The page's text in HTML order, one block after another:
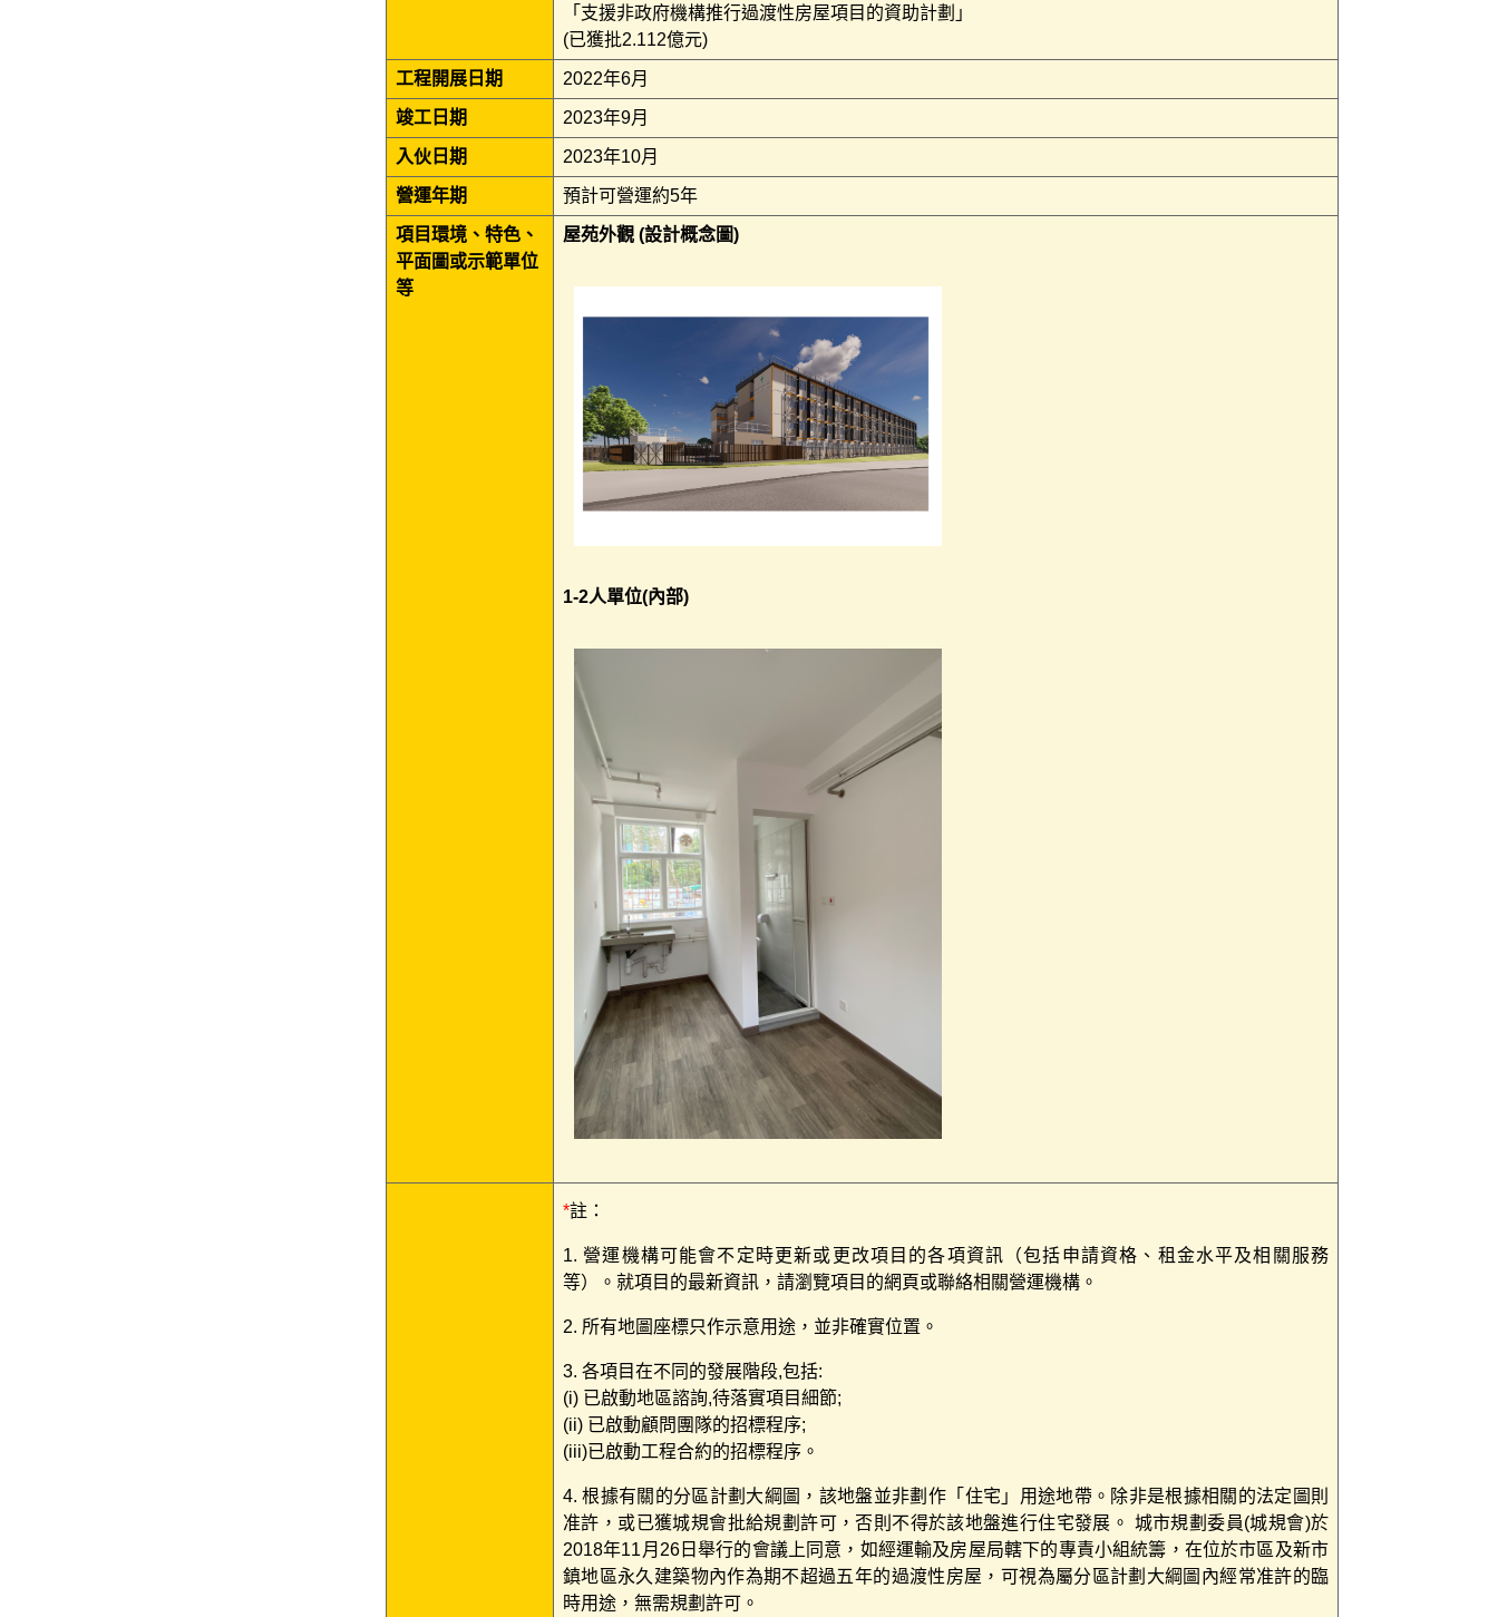
「支援非政府機構推行過渡性房屋項目的資助計劃」
(已獲批2.112億元)
工程開展日期 2022年6月
竣工日期 2023年9月
入伙日期 2023年10月
營運年期 預計可營運約5年
項目環境、特色、
平面圖或示範單位
等
屋苑外觀 (設計概念圖)
1-2人單位(內部)
*註：
1. 營運機構可能會不定時更新或更改項目的各項資訊（包括申請資格、租金水平及相關服務
等）。就項目的最新資訊，請瀏覽項目的網頁或聯絡相關營運機構。
2. 所有地圖座標只作示意用途，並非確實位置。
3. 各項目在不同的發展階段,包括:
(i) 已啟動地區諮詢,待落實項目細節;
(ii) 已啟動顧問團隊的招標程序;
(iii)已啟動工程合約的招標程序。
4. 根據有關的分區計劃大綱圖，該地盤並非劃作「住宅」用途地帶。除非是根據相關的法定圖則
准許，或已獲城規會批給規劃許可，否則不得於該地盤進行住宅發展。 城市規劃委員(城規會)於
2018年11月26日舉行的會議上同意，如經運輸及房屋局轄下的專責小組統籌，在位於市區及新市
鎮地區永久建築物內作為期不超過五年的過渡性房屋，可視為屬分區計劃大綱圖內經常准許的臨
時用途，無需規劃許可。